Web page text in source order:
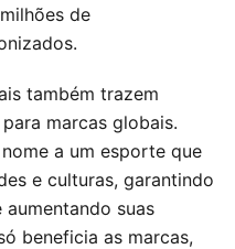
de
também trazem
marcas globais.
a um esporte que
e culturas, garantindo
suas
beneficia as marcas,